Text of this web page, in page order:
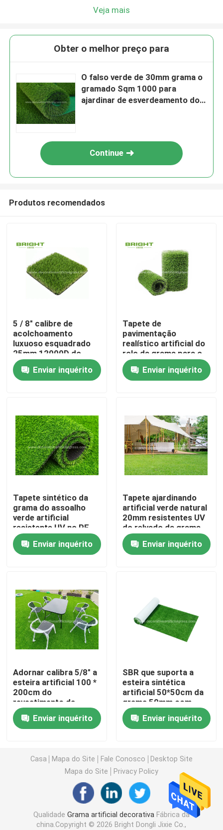
Casa
Produtos
Sobre nós
Controle de qualidade
Contate-nos
Notícia
casos
Grama artificial decorativa
Relvado artificial da grama
pétalas de flores artificiais
Bola da flor artificial
Plantas artificiais da decoração
Ornamento decorativos
Moss Mat artificial
Veja mais
Obter o melhor preço para
O falso verde de 30mm grama o
gramado Sqm 1000 para
ajardinar de esverdeamento do
Continue
Produtos recomendados
5 / 8" calibre de
acolchoamento
luxuoso esquadrado
25mm 12000D do
relvado artificial da
gramaEnviar inquérito
Tapete de
pavimentação
realístico artificial do
rolo da grama para o
quintal 17000D do
jardim 2 * 25m/rolo
Enviar inquérito
Tapete sintético da
grama do assoalho
verde artificial
resistente UV no PE
de Rolls + nos PP
8800D 40mm
Enviar inquérito
Tapete ajardinando
artificial verde natural
20mm resistentes UV
do relvado da grama
Enviar inquérito
Adornar calibra 5/8" a
esteira artificial 100 *
200cm do
revestimento da
grama para o terraço
do balcãoEnviar inquérito
SBR que suporta a
esteira sintética
artificial 50*50cm da
grama 50mm com
furos da drenagem
Enviar inquérito
Casa Mapa do Site Fale Conosco
Desktop Site
Mapa do Site
Privacy Policy
Qualidade Grama artificial decorativa Fábrica da
china.Copyright © 2026 Bright Dongli Jixie Co.,